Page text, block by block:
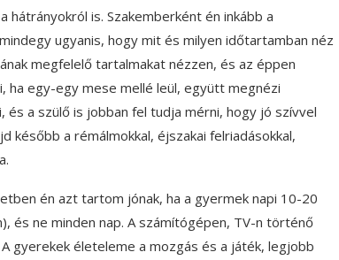
is. Szakemberként én inkább a
ugyanis, hogy mit és milyen időtartamban néz
megfelelő tartalmakat nézzen, és az éppen
ha egy-egy mese mellé leül, együtt megnézi
a szülő is jobban fel tudja mérni, hogy jó szívvel
később a rémálmokkal, éjszakai felriadásokkal,
én azt tartom jónak, ha a gyermek napi 10-20
és ne minden nap. A számítógépen, TV-n történő
gyerekek életeleme a mozgás és a játék, legjobb